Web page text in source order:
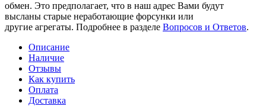
обмен. Это предполагает, что в наш адрес Вами будут
высланы старые неработающие форсунки или
другие агрегаты. Подробнее в разделе Вопросов и Ответов.
Описание
Наличие
Отзывы
Как купить
Оплата
Доставка